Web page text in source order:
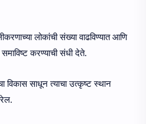
लोकांची संख्या वाढविण्यात आणि
करण्याची संधी देते.
विकास साधून त्याचा उत्कृष्ट स्थान